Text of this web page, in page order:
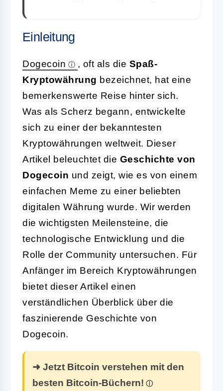
Einleitung
Dogecoin , oft als die Spaß-
Kryptowährung bezeichnet, hat eine
bemerkenswerte Reise hinter sich.
Was als Scherz begann, entwickelte
sich zu einer der bekanntesten
Kryptowährungen weltweit. Dieser
Artikel beleuchtet die Geschichte von
Dogecoin und zeigt, wie es von einem
einfachen Meme zu einer beliebten
digitalen Währung wurde. Wir werden
die wichtigsten Meilensteine, die
technologische Entwicklung und die
Rolle der Community untersuchen. Für
Anfänger im Bereich Kryptowährungen
bietet dieser Artikel einen
verständlichen Überblick über die
faszinierende Geschichte von
Dogecoin.
➜ Jetzt Bitcoin verstehen mit den
besten Bitcoin-Büchern!